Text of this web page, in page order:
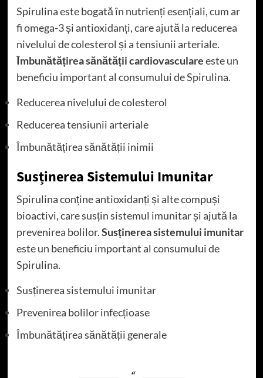
Spirulina este bogată în nutrienți esențiali, cum ar
fi omega-3 și antioxidanți, care ajută la reducerea
nivelului de colesterol și a tensiunii arteriale.
Îmbunătățirea sănătății cardiovasculareeste un
beneficiu important al consumului de Spirulina.
Reducerea nivelului de colesterol
Reducerea tensiunii arteriale
Îmbunătățirea sănătății inimii
Susținerea Sistemului Imunitar
Spirulina conține antioxidanți și alte compuși
bioactivi, care susțin sistemul imunitar și ajută la
prevenirea bolilor.Susținerea sistemului imunitar
este un beneficiu important al consumului de
Spirulina.
Susținerea sistemului imunitar
Prevenirea bolilor infecțioase
Îmbunătățirea sănătății generale